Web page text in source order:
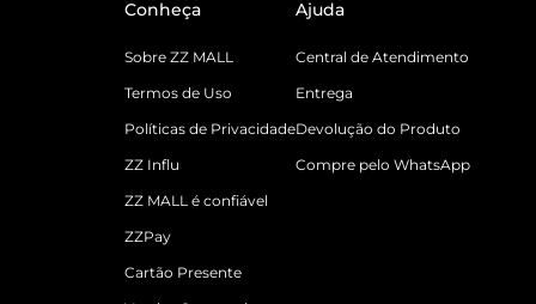
Conheça
Sobre ZZ MALL
Termos de Uso
Políticas de Privacidade
ZZ Influ
ZZ MALL é confiável
ZZPay
Cartão Presente
Ajuda
Central de Atendimento
Entrega
Devolução do Produto
Compre pelo WhatsApp